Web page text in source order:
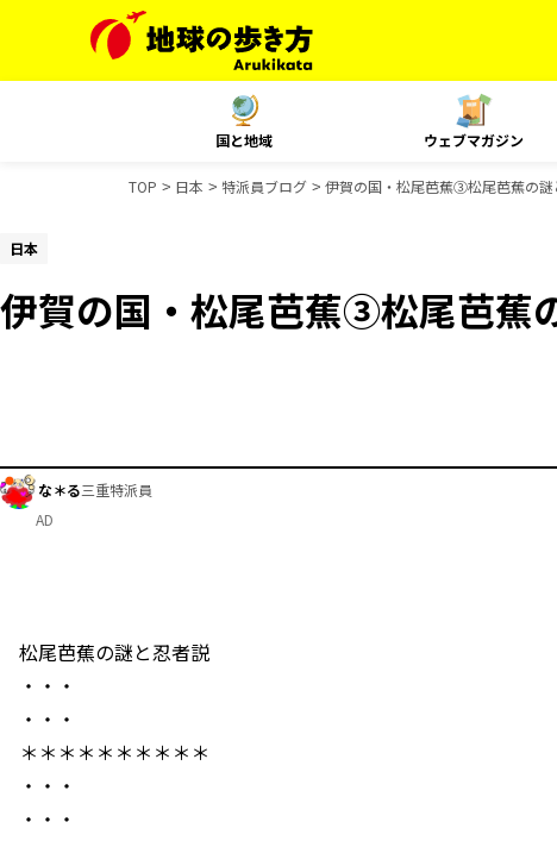
国と地域 ウェブマガジン
TOP 日本 特派員ブログ 伊賀の国・松尾芭蕉③松尾芭蕉の謎
日本
伊賀の国・松尾芭蕉③松尾芭蕉
な＊る三重特派員
AD
松尾芭蕉の謎と忍者説
・・・
・・・
＊＊＊＊＊＊＊＊＊＊
・・・
・・・